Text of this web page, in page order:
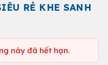
RẺ KHE SANH
này đã hết hạn.